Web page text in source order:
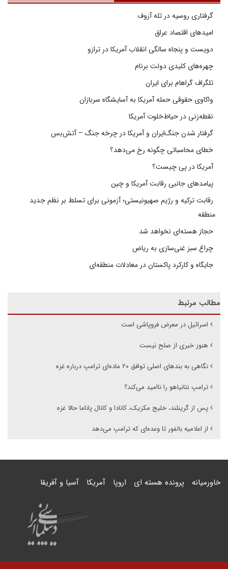
گرفتاری روسیه در تله آزوف
امیدهای اقتصاد عراق
دویست و پنجاه سالگی انقلاب آمریکا در ترازو
چهره‌های کلیدی دولت برنام
تلگراف گراهام برای ایران
واکاوی حقوقی حمله آمریکا به آسایشگاه سربازان
نقطه‌زنی در حیاط‌خلوت آمریکا
گرفتار شدن جنگ‌ایران و آمریکا در چرخه جنگ – آتش‌بس
خطای محاسباتی چگونه رخ می‌دهد؟
آمریکا در پی چیست؟
پیامدهای جانبی رقابت آمریکا و چین
رقابت ترکیه و رژیم صهیونیستی؛ آزمونی برای تسلط بر نظم جدید
منطقه
حجاز هسته‌ای نخواهد شد
چراغ سبز غنی‌سازی به ریاض
جایگاه و کارکرد پاکستان در معادلات منطقه‌ای
مطالب مرتبط
اسرائیل در معرض فروپاشی است
هنوز خبری از صلح نیست
نگاهی به بندهای اصلی توافق ۲۰ ماده‌ای ترامپ درباره غزه
ترامپ نتانیاهو را ناامید می‌کند؟
پس از گرینلند، خلیج مکزیک، کانادا و کانال پاناما حالا غزه
از اعلامیه بالفور تا وعده‌ای که ترامپ می‌دهد
خاورمیانه پرونده هسته ای اروپا آمریکا آسیا و آفریقا